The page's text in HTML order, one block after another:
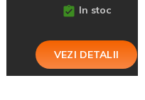
In stoc
VEZI DETALII